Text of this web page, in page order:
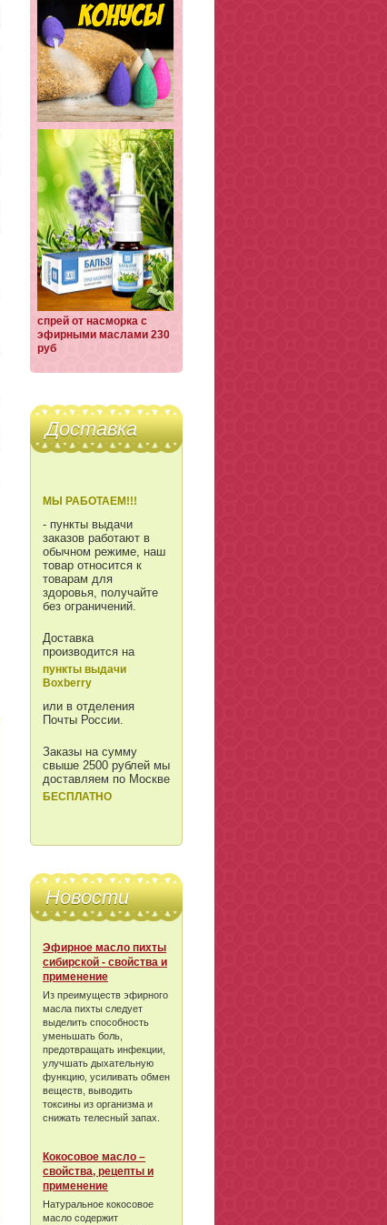
спрей от насморка с
эфирными маслами 230
руб
Доставка
МЫ РАБОТАЕМ!!!
- пункты выдачи
заказов работают в
обычном режиме, наш
товар относится к
товарам для
здоровья, получайте
без ограничений.
Доставка
производится на
пункты выдачи
Boxberry
или в отделения
Почты России.
Заказы на сумму
свыше 2500 рублей мы
доставляем по Москве
БЕСПЛАТНО
Новости
Эфирное масло пихты
сибирской - свойства и
применение
Из преимуществ эфирного
масла пихты следует
выделить способность
уменьшать боль,
предотвращать инфекции,
улучшать дыхательную
функцию, усиливать обмен
веществ, выводить
токсины из организма и
снижать телесный запах.
Кокосовое масло –
свойства, рецепты и
применение
Натуральное кокосовое
масло содержит